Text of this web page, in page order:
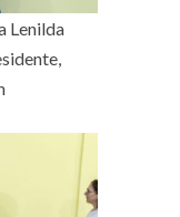
Lenilda